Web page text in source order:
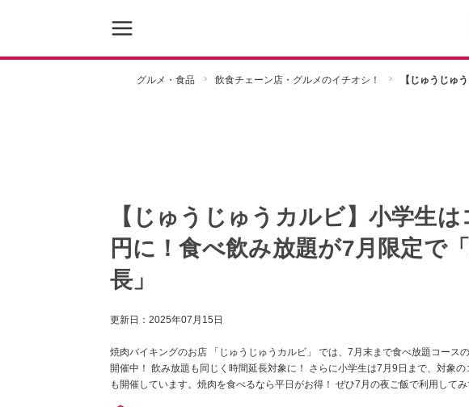
グルメ・食品 飲食チェーン店・グルメのイチオシ！ 【じゅうじゅ
【じゅうじゅうカルビ】小学生
円に！食べ飲み放題が7月限定で
長」
更新日： 2025年07月15日
焼肉バイキングのお店 「じゅうじゅうカルビ」 では、7月末まで食べ放題コース
開催中！ 飲み放題も同じく時間延長対象に！ さらに小学生は7月9日まで、対象
も開催しています。焼肉を食べるなら平日がお得！ ぜひ7月の夜ご飯で利用してみ